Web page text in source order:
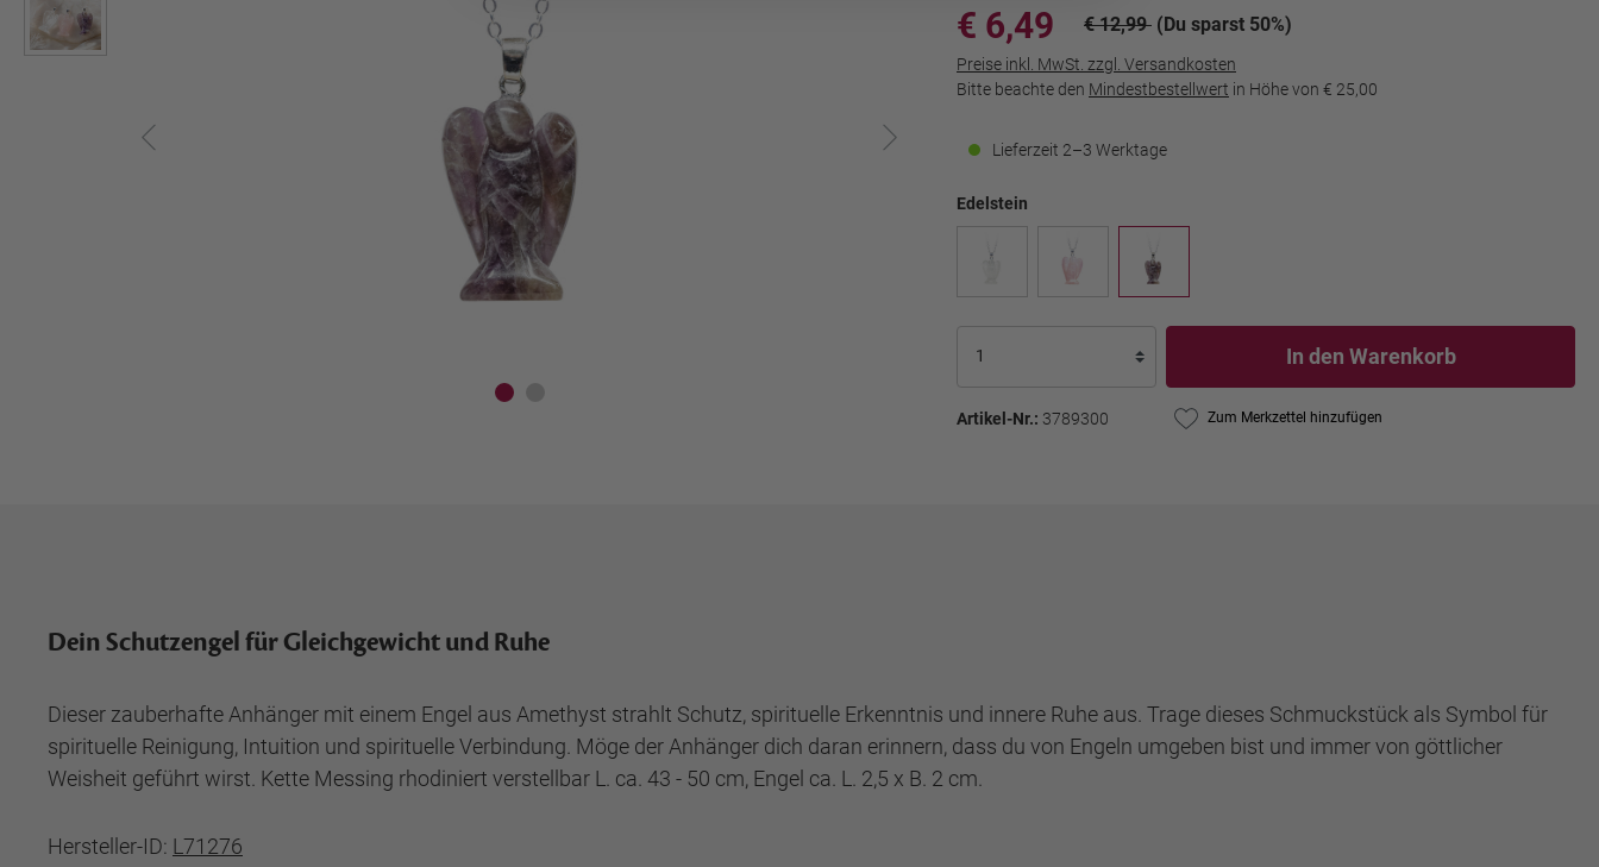
€ 6,49 € 12,99 (Du sparst 50%)
Preise inkl. MwSt. zzgl. Versandkosten
Bitte beachte den Mindestbestellwert in Höhe von € 25,00
Lieferzeit 2–3 Werktage
Edelstein
In den Warenkorb
Artikel-Nr.: 3789300 Zum Merkzettel hinzufügen
Dein Schutzengel für Gleichgewicht und Ruhe
Dieser zauberhafte Anhänger mit einem Engel aus Amethyst strahlt Schutz, spirituelle Erkenntnis und innere Ruhe aus. Trage dieses Schmuckstück als Symbol für
spirituelle Reinigung, Intuition und spirituelle Verbindung. Möge der Anhänger dich daran erinnern, dass du von Engeln umgeben bist und immer von göttlicher
Weisheit geführt wirst. Kette Messing rhodiniert verstellbar L. ca. 43 - 50 cm, Engel ca. L. 2,5 x B. 2 cm.
Hersteller-ID: L71276